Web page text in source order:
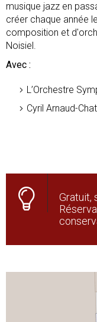
musique jazz en
créer chaque année
composition et
Noisiel.
Avec :
L’Orchestre
Cyril Arnaud-
Gratuit,